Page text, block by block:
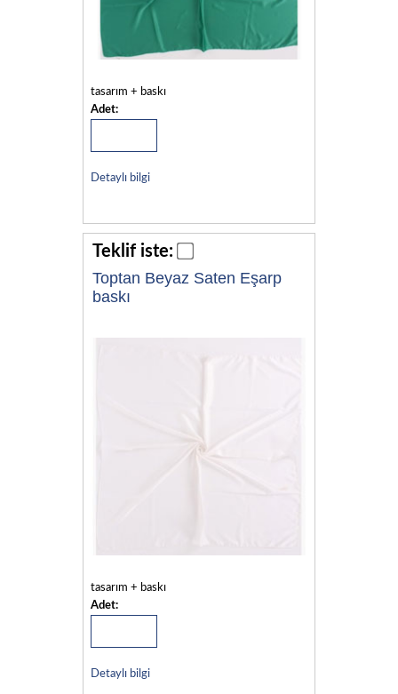
tasarım + baskı
Adet:
Detaylı bilgi
Teklif iste:
Toptan Beyaz Saten Eşarp
baskı
tasarım + baskı
Adet:
Detaylı bilgi